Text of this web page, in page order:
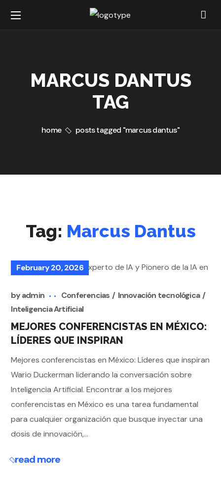
MARCUS DANTUS
TAG
home posts tagged "marcus dantus"
Tag: Marcus Dantus
February 20, 2026
byadmin Conferencias
Innovación tecnológica
Inteligencia Artificial
MEJORES CONFERENCISTAS EN MÉXICO:
LÍDERES QUE INSPIRAN
Mejores conferencistas en México: Líderes que inspiran
Wario Duckerman liderando la conversación sobre
Inteligencia Artificial. Encontrar a los mejores
conferencistas en México es una tarea fundamental
para cualquier organización que busque inyectar una
dosis de innovación,...
read more